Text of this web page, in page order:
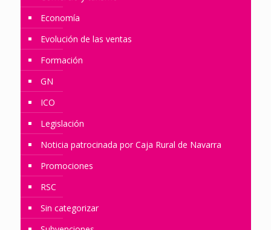
Economía
Evolución de las ventas
Formación
GN
ICO
Legislación
Noticia patrocinada por Caja Rural de Navarra
Promociones
RSC
Sin categorizar